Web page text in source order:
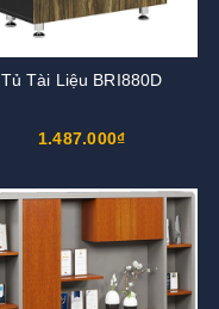
Tủ Tài Liệu BRI880D
1.487.000₫